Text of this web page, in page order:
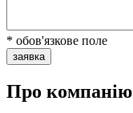
* обов'язкове поле
заявка
Про компанію